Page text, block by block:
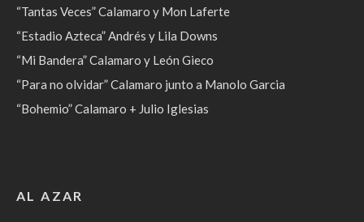
“Tantas Veces” Calamaro y Mon Laferte
“Estadio Azteca” Andrés y Lila Downs
“Mi Bandera” Calamaro y León Gieco
“Para no olvidar” Calamaro junto a Manolo Garcia
“Bohemio” Calamaro + Julio Iglesias
AL AZAR